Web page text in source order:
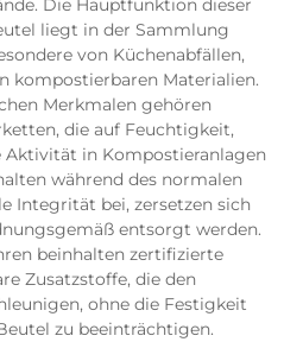
Die Hauptfunktion dieser
liegt in der Sammlung
von Küchenabfällen,
kompostierbaren Materialien.
Merkmalen gehören
die auf Feuchtigkeit,
in Kompostieranlagen
während des normalen
Integrität bei, zersetzen sich
entsorgt werden.
beinhalten zertifizierte
Zusatzstoffe, die den
ohne die Festigkeit
zu beeinträchtigen.